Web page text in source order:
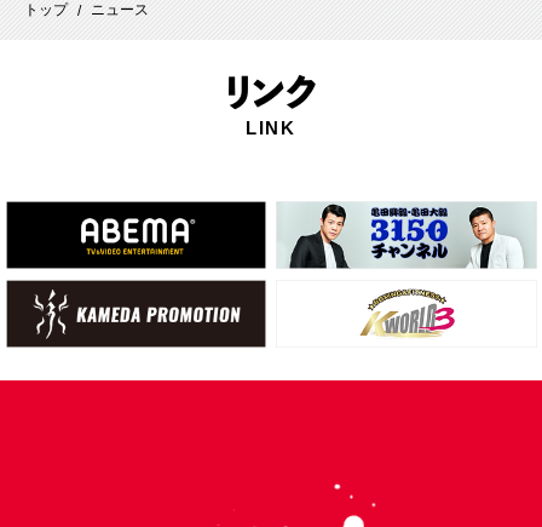
トップ / ニュース
リンク
LINK